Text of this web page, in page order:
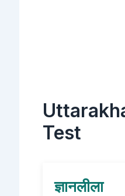
Test
ज्ञानलीला